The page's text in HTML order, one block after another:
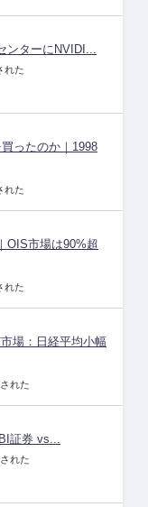
ンターにNVIDI...
れた
ったのか｜1998
れた
OIS市場は90%超
れた
場：日経平均小幅
れた
証券 vs...
れた